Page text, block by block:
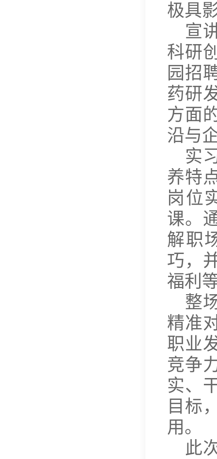
极具
宣
科研
园招
药研
方面
沿与
实
养特
岗位
课。
解职
巧，
福利
整
精准
职业
竞争
实、
目标
用。
此